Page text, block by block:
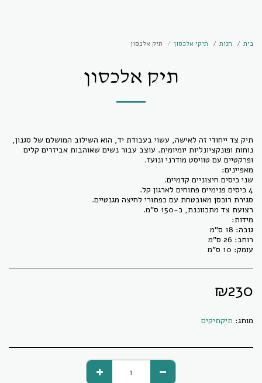
בית חנות תיקי אלכסון תיק אלכסון
תיק אלכסון
תיק צד ייחודי זה לאישה, עשוי בעבודת יד, הוא השילוב המושלם של סגנון,
נוחות ופונקציונליות יומיומית. עוצב עבור נשים שאוהבות אביזרים קלים
עומק: 10 ס"מ
₪230
מותג: תיקתיקים